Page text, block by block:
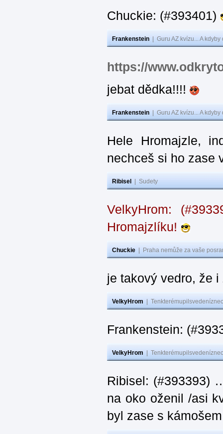
Chuckie: (#393401)
Frankenstein Guru AZ kvízu... A
https://
jebat dědka!!!!
Frankenstein Guru AZ kvízu... A
Hele Hromajzle,
nechceš si ho zase
Ribisel Sudety
VelkyHrom:
Hromajzlíku!
Chuckie Praha nemůže za vaše
je takový vedro, že
VelkyHrom
Frankenstein:
VelkyHrom
Ribisel: (#393393)
na oko oženil /asi
byl zase s